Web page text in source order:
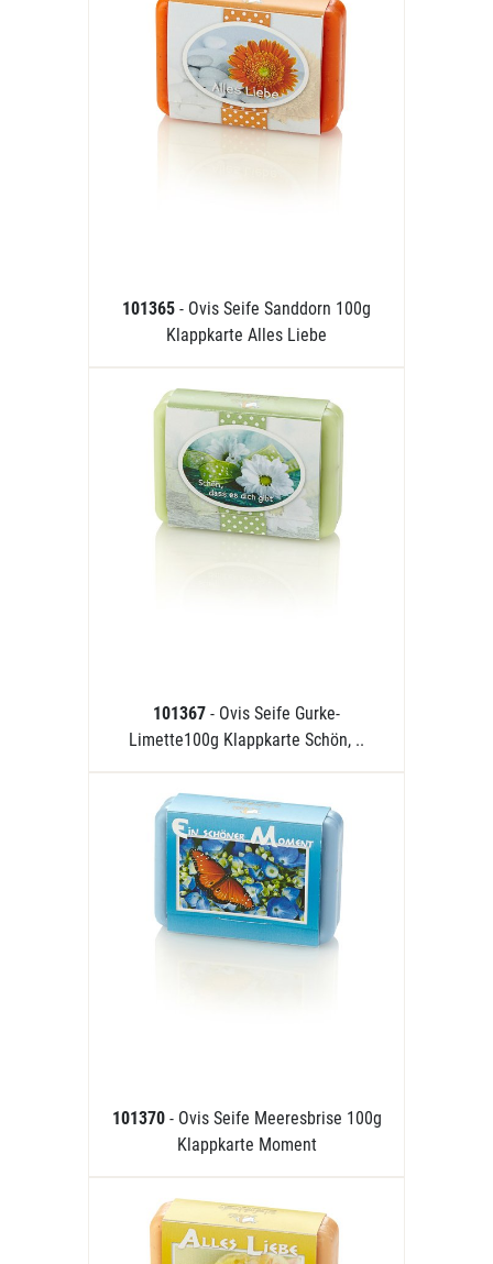
101365 - Ovis Seife Sanddorn 100g
Klappkarte Alles Liebe
101367 - Ovis Seife Gurke-
Limette100g Klappkarte Schön, ..
101370 - Ovis Seife Meeresbrise 100g
Klappkarte Moment